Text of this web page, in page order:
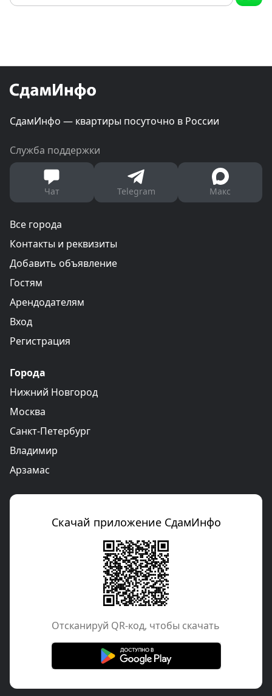
СдамИнфо — квартиры посуточно в России
Служба поддержки
Чат Telegram Макс
Все города
Контакты и реквизиты
Добавить объявление
Гостям
Арендодателям
Вход
Регистрация
Города
Нижний Новгород
Москва
Санкт-Петербург
Владимир
Арзамас
Скачай приложение СдамИнфо
Отcканируй QR-код, чтобы скачать